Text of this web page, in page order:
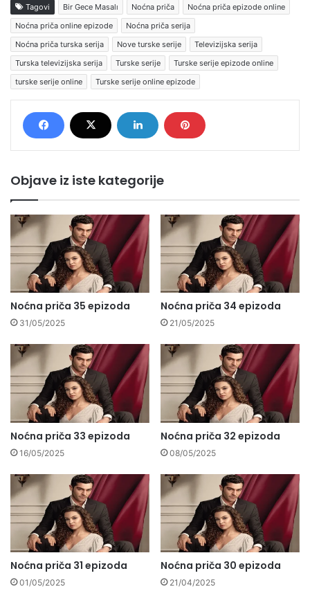
Tagovi Bir Gece Masalı Noćna priča
Noćna priča epizode online
Noćna priča online epizode
Noćna priča serija
Noćna priča turska serija
Nove turske serije
Televizijska serija
Turska televizijska serija
Turske serije
Turske serije epizode online
turske serije online
Turske serije online epizode
Objave iz iste kategorije
Noćna priča 35 epizoda
31/05/2025
Noćna priča 34 epizoda
21/05/2025
Noćna priča 33 epizoda
16/05/2025
Noćna priča 32 epizoda
08/05/2025
Noćna priča 31 epizoda
01/05/2025
Noćna priča 30 epizoda
21/04/2025